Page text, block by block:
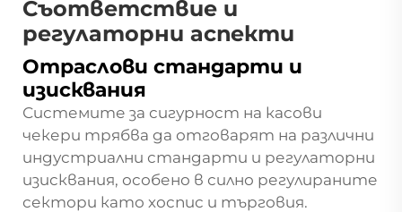
Съответствие и
регулаторни аспекти
Отраслови стандарти и
изисквания
Системите за сигурност на касови
чекери трябва да отговарят на различни
индустриални стандарти и регулаторни
изисквания, особено в силно регулираните
сектори като хоспис и търговия.